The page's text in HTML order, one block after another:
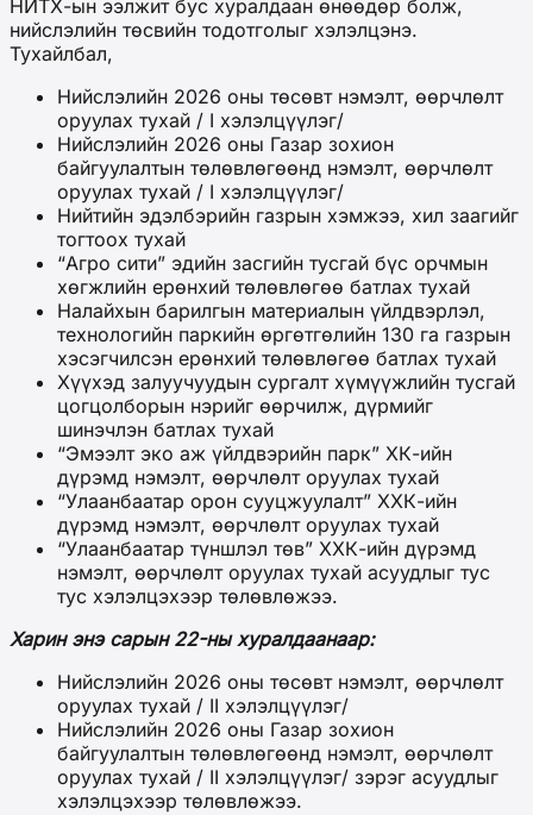
НИТХ-ын ээлжит бус хуралдаан өнөөдөр болж,
нийслэлийн төсвийн тодотголыг хэлэлцэнэ.
Тухайлбал,
Нийслэлийн 2026 оны төсөвт нэмэлт, өөрчлөлт
оруулах тухай / I хэлэлцүүлэг/
Нийслэлийн 2026 оны Газар зохион
байгуулалтын төлөвлөгөөнд нэмэлт, өөрчлөлт
оруулах тухай / I хэлэлцүүлэг/
Нийтийн эдэлбэрийн газрын хэмжээ, хил заагийг
тогтоох тухай
“Агро сити” эдийн засгийн тусгай бүс орчмын
хөгжлийн ерөнхий төлөвлөгөө батлах тухай
Налайхын барилгын материалын үйлдвэрлэл,
технологийн паркийн өргөтгөлийн 130 га газрын
хэсэгчилсэн ерөнхий төлөвлөгөө батлах тухай
Хүүхэд залуучуудын сургалт хүмүүжлийн тусгай
цогцолборын нэрийг өөрчилж, дүрмийг
шинэчлэн батлах тухай
“Эмээлт эко аж үйлдвэрийн парк” ХК-ийн
дүрэмд нэмэлт, өөрчлөлт оруулах тухай
“Улаанбаатар орон сууцжуулалт” ХХК-ийн
дүрэмд нэмэлт, өөрчлөлт оруулах тухай
“Улаанбаатар түншлэл төв” ХХК-ийн дүрэмд
нэмэлт, өөрчлөлт оруулах тухай асуудлыг тус
тус хэлэлцэхээр төлөвлөжээ.
Харин энэ сарын 22-ны хуралдаанаар:
Нийслэлийн 2026 оны төсөвт нэмэлт, өөрчлөлт
оруулах тухай / II хэлэлцүүлэг/
Нийслэлийн 2026 оны Газар зохион
байгуулалтын төлөвлөгөөнд нэмэлт, өөрчлөлт
оруулах тухай / II хэлэлцүүлэг/ зэрэг асуудлыг
хэлэлцэхээр төлөвлөжээ.